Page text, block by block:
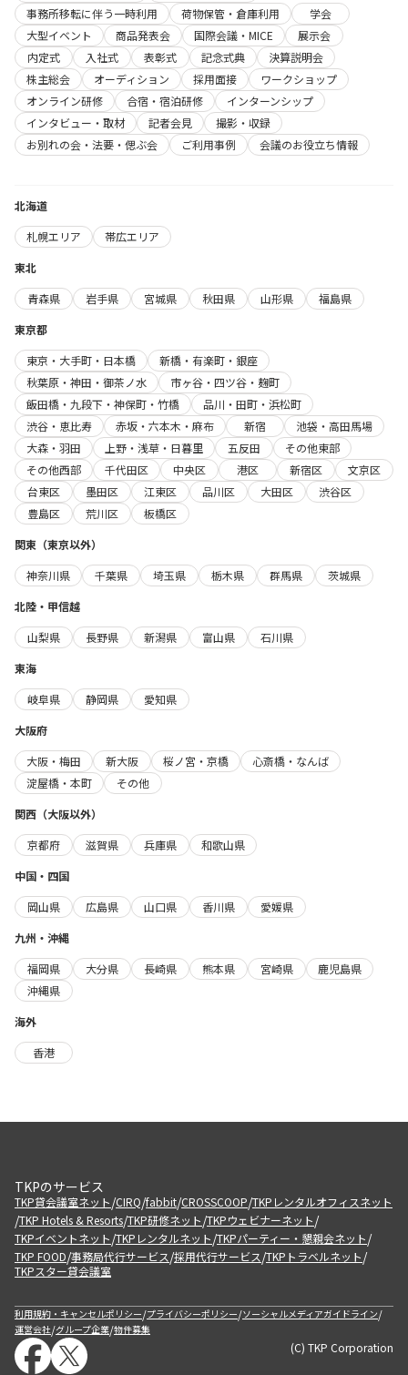
事務所移転に伴う一時利用
荷物保管・倉庫利用
学会
大型イベント
商品発表会 国際会議・MICE
展示会
内定式
入社式 表彰式 記念式典
決算説明会
株主総会
オーディション 採用面接
ワークショップ
オンライン研修
合宿・宿泊研修
インターンシップ
インタビュー・取材
記者会見
撮影・収録
お別れの会・法要・偲ぶ会
ご利用事例 会議のお役立ち情報
北海道
札幌エリア
帯広エリア
東北
青森県
岩手県 宮城県 秋田県 山形県
福島県
東京都
東京・大手町・日本橋
新橋・有楽町・銀座
秋葉原・神田・御茶ノ水
市ヶ谷・四ツ谷・麹町
飯田橋・九段下・神保町・竹橋
品川・田町・浜松町
渋谷・恵比寿
赤坂・六本木・麻布 新宿
池袋・高田馬場
大森・羽田
上野・浅草・日暮里 五反田
その他東部
その他西部
千代田区 中央区 港区 新宿区
文京区
台東区
墨田区 江東区 品川区 大田区
渋谷区
豊島区
荒川区
板橋区
関東（東京以外）
神奈川県
千葉県 埼玉県 栃木県 群馬県
茨城県
北陸・甲信越
山梨県
長野県 新潟県 富山県
石川県
東海
岐阜県
静岡県
愛知県
大阪府
大阪・梅田
新大阪 桜ノ宮・京橋
心斎橋・なんば
淀屋橋・本町
その他
関西（大阪以外）
京都府
滋賀県 兵庫県
和歌山県
中国・四国
岡山県
広島県 山口県 香川県
愛媛県
九州・沖縄
福岡県
大分県 長崎県 熊本県 宮崎県
鹿児島県
沖縄県
海外
香港
TKPのサービス
TKP貸会議室ネット/CIRQ/fabbit/CROSSCOOP/TKPレンタルオフィスネット
/TKP Hotels & Resorts/TKP研修ネット/TKPウェビナーネット/
TKPイベントネット/TKPレンタルネット/TKPパーティー・懇親会ネット/
TKP FOOD/事務局代行サービス/採用代行サービス/TKPトラベルネット/
TKPスター貸会議室
利用規約・キャンセルポリシー/プライバシーポリシー/ソーシャルメディアガイドライン/
運営会社/グループ企業/物件募集
(C) TKP Corporation